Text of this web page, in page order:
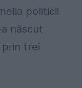
politicii
născut
trei